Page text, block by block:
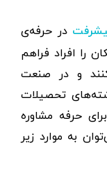
در حرفه‌ی
را افراد فراهم
و در صنعت
تحصیلات
حرفه مشاوره
به موارد زیر